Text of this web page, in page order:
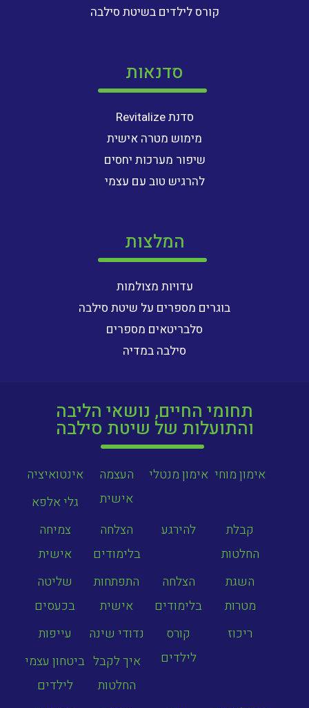
קורס לילדים בשיטת סילבה
סדנאות
סדנת Revitalize
מימוש מטרה אישית
שיפור מערכות יחסים
להרגיש טוב עם עצמי
המלצות
עדויות מצולמות
בוגרים מספרים על שיטת סילבה
סלבריטאים מספרים
סילבה במדיה
תחומי החיים, נושאי הליבה
והתועלות של שיטת סילבה
אימון מוחי אימון מנטלי
העצמה
אישית
אינטואיציה
גלי אלפא
קבלת
החלטות
להירגע
הצלחה
בלימודים
צמיחה
אישית
השגת
מטרות
הצלחה
בלימודים
התפתחות
אישית
שליטה
בכעסים
ריכוז
קורס
לילדים
נדודי שינה
עייפות
איך לקבל
החלטות
ביטחון עצמי
לילדים